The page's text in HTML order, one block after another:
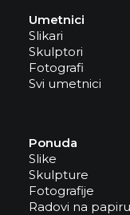
Umetnici
Slikari
Skulptori
Fotografi
Svi umetnici
Ponuda
Slike
Skulpture
Fotografije
Radovi na